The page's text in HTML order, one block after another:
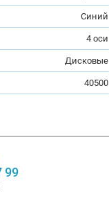
Синий
4 оси
Дисковые
40500
99